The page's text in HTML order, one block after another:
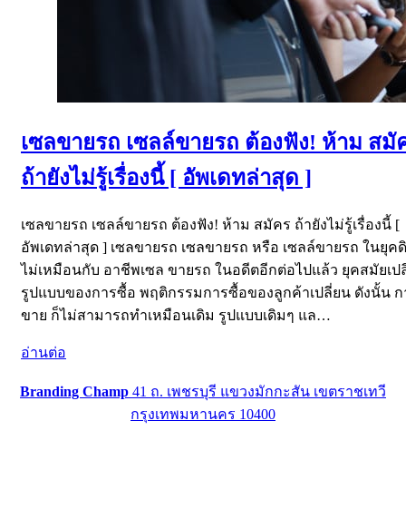
เซลขายรถ เซลล์ขายรถ ต้องฟัง! ห้าม สมั
ถ้ายังไม่รู้เรื่องนี้ [ อัพเดทล่าสุด ]
เซลขายรถ เซลล์ขายรถ ต้องฟัง! ห้าม สมัคร ถ้ายังไม่รู้เรื่องนี้ [
อัพเดทล่าสุด ] เซลขายรถ เซลขายรถ หรือ เซลล์ขายรถ ในยุค
ไม่เหมือนกับ อาชีพเซล ขายรถ ในอดีตอีกต่อไปแล้ว ยุคสมัยเป
รูปแบบของการซื้อ พฤติกรรมการซื้อของลูกค้าเปลี่ยน ดังนั้น ก
ขาย ก็ไม่สามารถทำเหมือนเดิม รูปแบบเดิมๆ แล…
อ่านต่อ
Branding Champ 41 ถ. เพชรบุรี แขวงมักกะสัน เขตราชเทวี
กรุงเทพมหานคร 10400